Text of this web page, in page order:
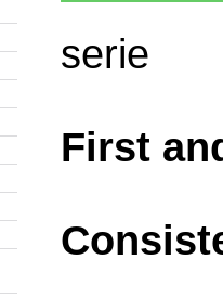
serie
First